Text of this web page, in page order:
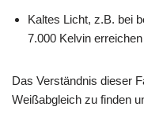
Kaltes Licht, z.B. bei
7.000 Kelvin
Das Verständnis dieser
Weißabgleich zu finden